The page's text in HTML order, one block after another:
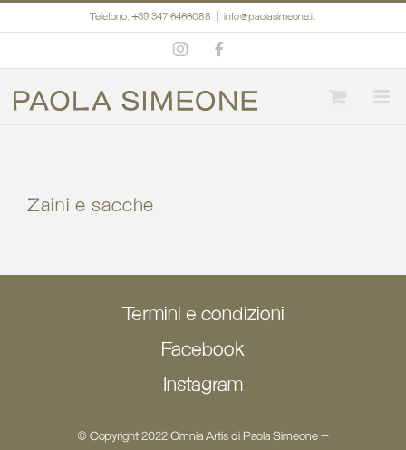
al
Telefono: +39 347 6466088 info@paolasimeone.it
Instagram
Zaini e sacche
© Copyright 2022 Omnia Artis di Paola Simeone -
Termini e condizioni
Facebook
Instagram